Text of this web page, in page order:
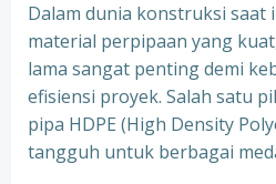
Dalam dunia konstruksi saat
material perpipaan yang
lama sangat penting demi
efisiensi proyek. Salah satu
pipa HDPE (High Density
tangguh untuk berbagai